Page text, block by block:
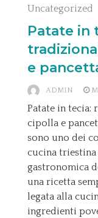
Uncategorized
Patate in
e
ADMIN
Patate in
cipolla e
sono uno dei
cucina
gastronomica
una ricetta
legata alla
ingredienti